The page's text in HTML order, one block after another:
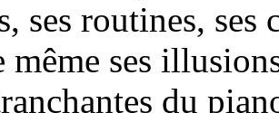
ses routines,
même ses
du